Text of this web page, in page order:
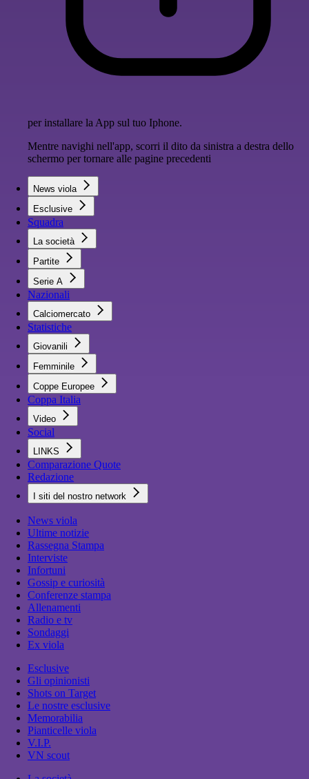
per installare la App sul tuo Iphone.
Mentre navighi nell'app, scorri il dito da sinistra a destra dello
schermo per tornare alle pagine precedenti
News viola
Esclusive
Squadra
La società
Partite
Serie A
Nazionali
Calciomercato
Statistiche
Giovanili
Femminile
Coppe Europee
Coppa Italia
Video
Social
LINKS
Comparazione Quote
Redazione
I siti del nostro network
News viola
Ultime notizie
Rassegna Stampa
Interviste
Infortuni
Gossip e curiosità
Conferenze stampa
Allenamenti
Radio e tv
Sondaggi
Ex viola
Esclusive
Gli opinionisti
Shots on Target
Le nostre esclusive
Memorabilia
Pianticelle viola
V.I.P.
VN scout